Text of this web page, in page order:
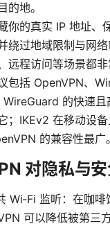
的地。
你的真实 IP 地址、
绕过地域限制与网络
远程访问等场景都非
包括 OpenVPN、
的快速且
；IKEv2 在移动设
的兼容性最广。
对隐私与
Wi‑Fi 监听：在咖
可以降低被第三